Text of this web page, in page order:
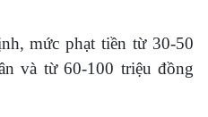
mức phạt tiền từ 30-50
và từ 60-100 triệu đồng